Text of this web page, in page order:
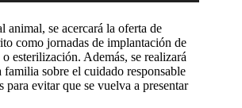
animal, se acercará la oferta de
como jornadas de implantación de
esterilización. Además, se realizará
sobre el cuidado responsable
para evitar que se vuelva a presentar